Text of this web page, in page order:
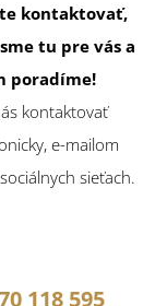
kontaktovať,
tu pre vás a
poradíme!
kontaktovať
e-mailom
sieťach.
118 595